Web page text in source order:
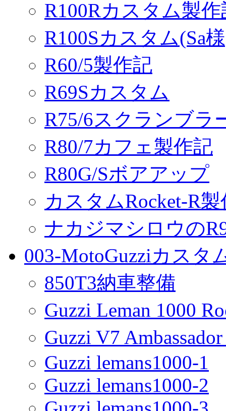
R100Rカスタム製
R100Sカスタム(Sa
R60/5製作記
R69Sカスタム
R75/6スクランブラ
R80/7カフェ製作記
R80G/Sボアアップ
カスタムRocket-R
ナカジマシロウの
003-MotoGuzziカスタ
850T3納車整備
Guzzi Leman 1000
Guzzi V7
Guzzi lemans1000-1
Guzzi lemans1000-2